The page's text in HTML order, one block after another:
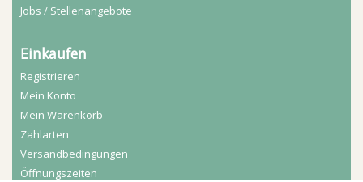
Jobs / Stellenangebote
Einkaufen
Registrieren
Mein Konto
Mein Warenkorb
Zahlarten
Versandbedingungen
Öffnungszeiten